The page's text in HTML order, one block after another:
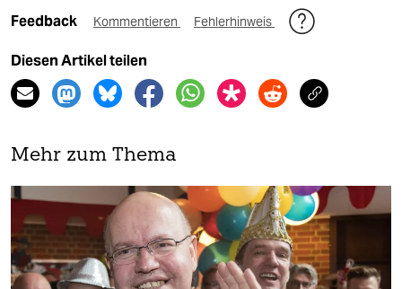
Feedback Kommentieren Fehlerhinweis
Diesen Artikel teilen
Mehr zum Thema